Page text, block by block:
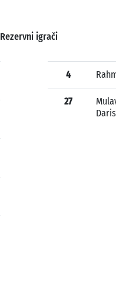
Rezervni igrači
4
27
Daris